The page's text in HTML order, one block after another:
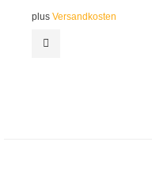
plus Versandkosten